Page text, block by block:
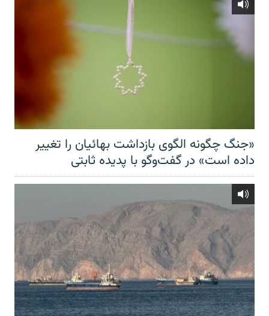
«جنگ چگونه الگوی بازداشت بهائیان را تغییر
داده است» در گفت‌وگو با پدیده ثابتی